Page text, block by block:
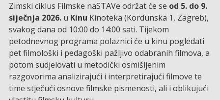
Zimski ciklus Filmske naSTAVe održat će se od 5. do 9.
siječnja 2026.u Kinu Kinoteka (Kordunska 1, Zagreb),
svakog dana od 10:00 do 14:00 sati. Tijekom
petodnevnog programa polaznici će u kinu pogledati
pet filmološki i pedagoški pažljivo odabranih filmova, a
potom sudjelovati u metodički osmišljenim
razgovorima analizirajući i interpretirajući filmove te
time stječući osnove filmske pismenosti, ali i oblikujući